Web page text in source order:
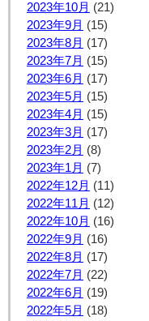
2023年10月 (21)
2023年9月 (15)
2023年8月 (17)
2023年7月 (15)
2023年6月 (17)
2023年5月 (15)
2023年4月 (15)
2023年3月 (17)
2023年2月 (8)
2023年1月 (7)
2022年12月 (11)
2022年11月 (12)
2022年10月 (16)
2022年9月 (16)
2022年8月 (17)
2022年7月 (22)
2022年6月 (19)
2022年5月 (18)